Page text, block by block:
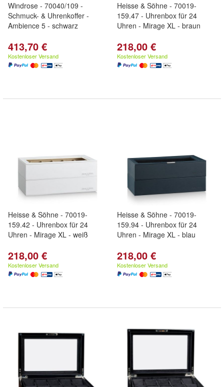
Windrose - 70040/109 -
Schmuck- & Uhrenkoffer -
Ambience 5 - schwarz
413,70 €
Kostenloser Versand
Heisse & Söhne - 70019-
159.47 - Uhrenbox für 24
Uhren - Mirage XL - braun
218,00 €
Kostenloser Versand
Heisse & Söhne - 70019-
159.42 - Uhrenbox für 24
Uhren - Mirage XL - weiß
218,00 €
Kostenloser Versand
Heisse & Söhne - 70019-
159.94 - Uhrenbox für 24
Uhren - Mirage XL - blau
218,00 €
Kostenloser Versand